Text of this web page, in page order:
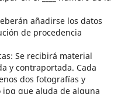
añadirse los datos
de procedencia
Se recibirá material
y contraportada. Cada
dos fotografías y
jpg que aluda de alguna